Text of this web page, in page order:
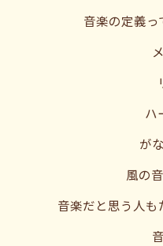
音楽の定義っ
ハ
が
風の
音楽だと思う人も